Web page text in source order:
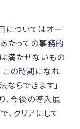
についてはオー
たっての事務的
満たせないもの
この時期になれ
ならできます」
、今後の導入展
クリアにして